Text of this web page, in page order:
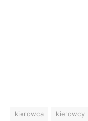
kierowca kierowcy